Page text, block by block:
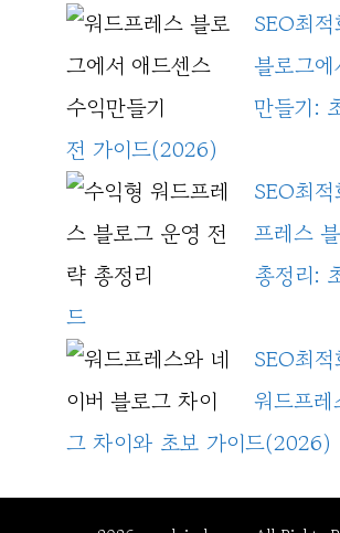
SEO최
블로그
만들기:
전 가이드(2026)
SEO최
프레스
총정리:
드
SEO최
워드프
그 차이와 초보 가이드(2026)